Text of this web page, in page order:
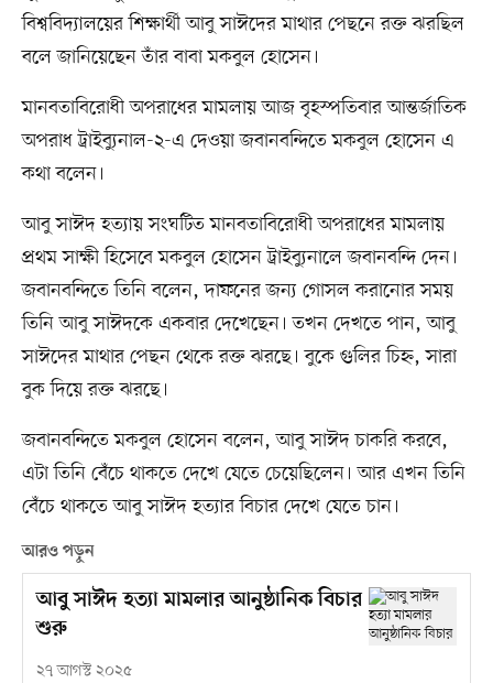
বিশ্ববিদ্যালয়ের শিক্ষার্থী আবু সাঈদের মাথার পেছনে রক্ত ঝরছিল
বলে জানিয়েছেন তাঁর বাবা মকবুল হোসেন।
মানবতাবিরোধী অপরাধের মামলায় আজ বৃহস্পতিবার আন্তর্জাতিক
অপরাধ ট্রাইব্যুনাল-২-এ দেওয়া জবানবন্দিতে মকবুল হোসেন এ
কথা বলেন।
আবু সাঈদ হত্যায় সংঘটিত মানবতাবিরোধী অপরাধের মামলায়
প্রথম সাক্ষী হিসেবে মকবুল হোসেন ট্রাইব্যুনালে জবানবন্দি দেন।
জবানবন্দিতে তিনি বলেন, দাফনের জন্য গোসল করানোর সময়
তিনি আবু সাঈদকে একবার দেখেছেন। তখন দেখতে পান, আবু
সাঈদের মাথার পেছন থেকে রক্ত ঝরছে। বুকে গুলির চিহ্ন, সারা
বুক দিয়ে রক্ত ঝরছে।
জবানবন্দিতে মকবুল হোসেন বলেন, আবু সাঈদ চাকরি করবে,
এটা তিনি বেঁচে থাকতে দেখে যেতে চেয়েছিলেন। আর এখন তিনি
বেঁচে থাকতে আবু সাঈদ হত্যার বিচার দেখে যেতে চান।
আরও পড়ুন
আবু সাঈদ হত্যা মামলার আনুষ্ঠানিক বিচার
শুরু
২৭ আগস্ট ২০২৫